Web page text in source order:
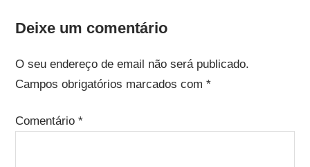
Deixe um comentário
O seu endereço de email não será publicado.
Campos obrigatórios marcados com *
Comentário *